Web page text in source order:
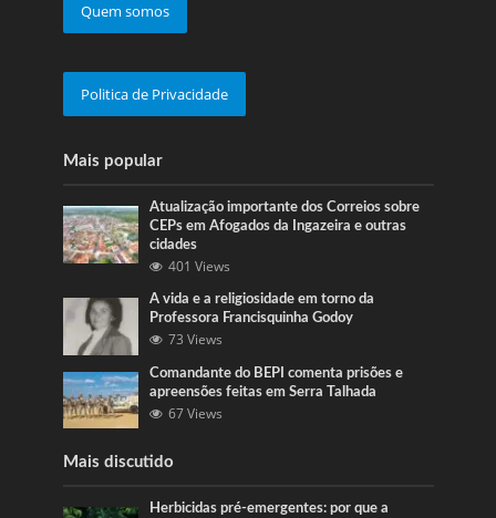
Quem somos
Politica de Privacidade
Mais popular
Atualização importante dos Correios sobre
CEPs em Afogados da Ingazeira e outras
cidades
401 Views
A vida e a religiosidade em torno da
Professora Francisquinha Godoy
73 Views
Comandante do BEPI comenta prisões e
apreensões feitas em Serra Talhada
67 Views
Mais discutido
Herbicidas pré-emergentes: por que a